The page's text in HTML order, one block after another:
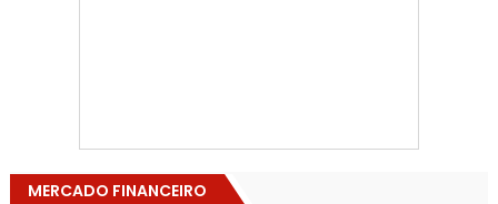
MERCADO FINANCEIRO